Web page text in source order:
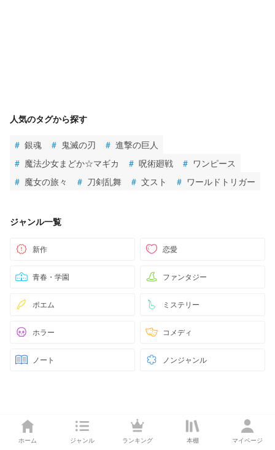
ホーム ジャンル ランキング 本棚 マイページ
人気のタグから探す
# 銀魂 # 鬼滅の刃 # 進撃の巨人
# 魔法少女まどか☆マギカ # 呪術廻戦 # ワンピース
# 魔女の旅々 # 刀剣乱舞 # 文スト # ワールドトリガー
ジャンル一覧
新作 恋愛
青春・学園 ファンタジー
ポエム ミステリー
ホラー コメディ
ノート ノンジャンル